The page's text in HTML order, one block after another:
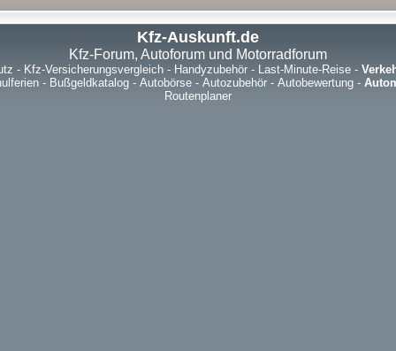
Kfz-Auskunft.de
Kfz-Forum, Autoforum und Motorradforum
- Kfz-Versicherungsvergleich- Handyzubehör- Last-Minute-Reise-
- Bußgeldkatalog - Autobörse - Autozubehör - Autobewertung -
Routenplaner